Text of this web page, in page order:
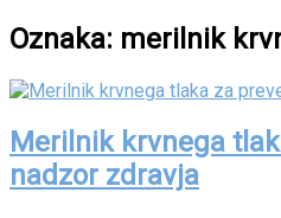
Oznaka: merilnik
Merilnik krvnega
nadzor zdravja